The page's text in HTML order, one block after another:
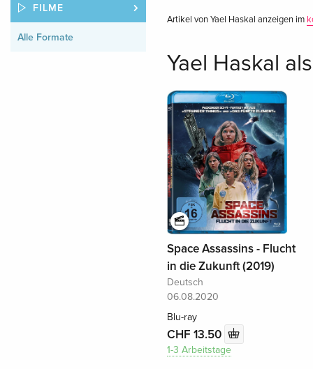
FILME
Alle Formate
Artikel von Yael Haskal anzeigen im
Yael Haskal
Space Assassins - Flucht
in die Zukunft (2019)
Deutsch
06.08.2020
Blu-ray
CHF 13.50
1-3 Arbeitstage